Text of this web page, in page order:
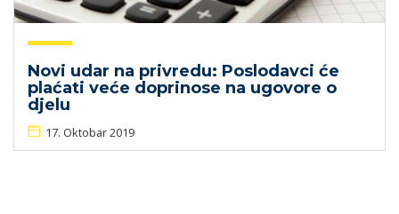
Novi udar na privredu: Poslodavci će
plaćati veće doprinose na ugovore o
djelu
17. Oktobar 2019